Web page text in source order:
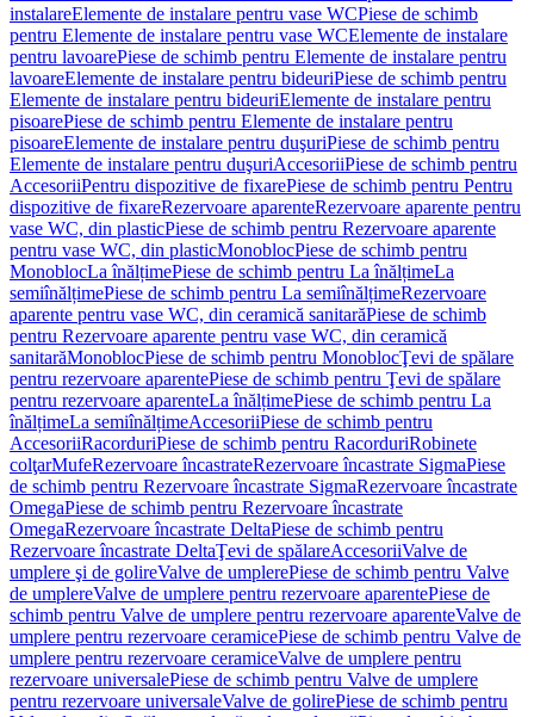
instalareElemente de instalare pentru vase WCPiese de schimb
pentru Elemente de instalare pentru vase WCElemente de instalare
pentru lavoarePiese de schimb pentru Elemente de instalare pentru
lavoareElemente de instalare pentru bideuriPiese de schimb pentru
Elemente de instalare pentru bideuriElemente de instalare pentru
pisoarePiese de schimb pentru Elemente de instalare pentru
pisoareElemente de instalare pentru duşuriPiese de schimb pentru
Elemente de instalare pentru duşuriAccesoriiPiese de schimb pentru
AccesoriiPentru dispozitive de fixarePiese de schimb pentru Pentru
dispozitive de fixareRezervoare aparenteRezervoare aparente pentru
vase WC, din plasticPiese de schimb pentru Rezervoare aparente
pentru vase WC, din plasticMonoblocPiese de schimb pentru
MonoblocLa înălțimePiese de schimb pentru La înălțimeLa
semiînălțimePiese de schimb pentru La semiînălțimeRezervoare
aparente pentru vase WC, din ceramică sanitarăPiese de schimb
pentru Rezervoare aparente pentru vase WC, din ceramică
sanitarăMonoblocPiese de schimb pentru MonoblocŢevi de spălare
pentru rezervoare aparentePiese de schimb pentru Ţevi de spălare
pentru rezervoare aparenteLa înălțimePiese de schimb pentru La
înălțimeLa semiînălțimeAccesoriiPiese de schimb pentru
AccesoriiRacorduriPiese de schimb pentru RacorduriRobinete
colţarMufeRezervoare încastrateRezervoare încastrate SigmaPiese
de schimb pentru Rezervoare încastrate SigmaRezervoare încastrate
OmegaPiese de schimb pentru Rezervoare încastrate
OmegaRezervoare încastrate DeltaPiese de schimb pentru
Rezervoare încastrate DeltaŢevi de spălareAccesoriiValve de
umplere şi de golireValve de umplerePiese de schimb pentru Valve
de umplereValve de umplere pentru rezervoare aparentePiese de
schimb pentru Valve de umplere pentru rezervoare aparenteValve de
umplere pentru rezervoare ceramicePiese de schimb pentru Valve de
umplere pentru rezervoare ceramiceValve de umplere pentru
rezervoare universalePiese de schimb pentru Valve de umplere
pentru rezervoare universaleValve de golirePiese de schimb pentru